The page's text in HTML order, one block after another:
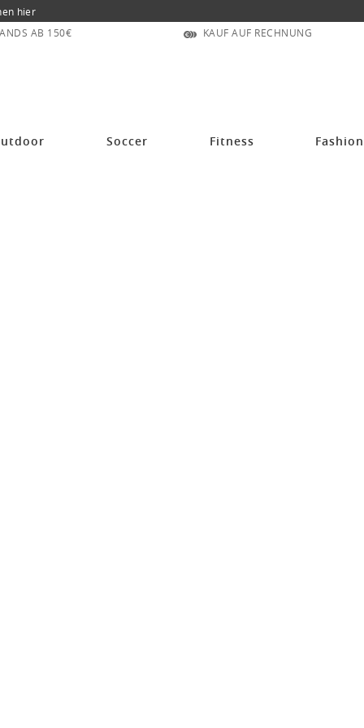
hier
AB 150€
KAUF AUF RECHNUNG
Soccer Fitness Fashion